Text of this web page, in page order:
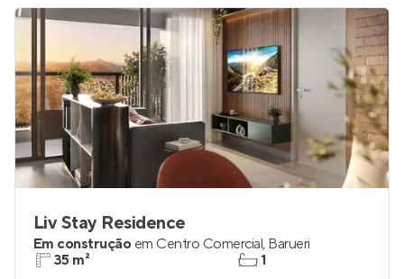
Liv Stay Residence
Em construção em Centro Comercial, Barueri
35 m²
1